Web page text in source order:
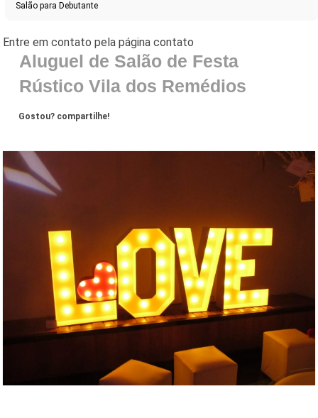
Salão para Debutante
Aluguel de Salão de Festa
Rústico Vila dos Remédios
Gostou? compartilhe!